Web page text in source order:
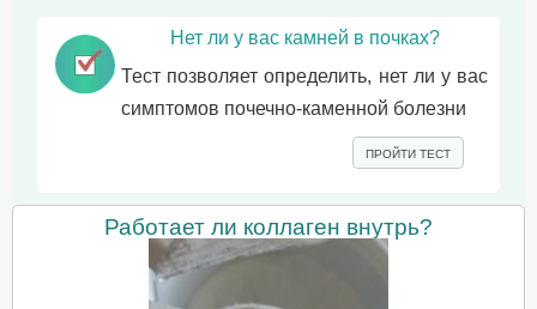
Нет ли у вас камней в почках?
Тест позволяет определить, нет ли у вас
симптомов почечно-каменной болезни
ПРОЙТИ ТЕСТ
Работает ли коллаген внутрь?